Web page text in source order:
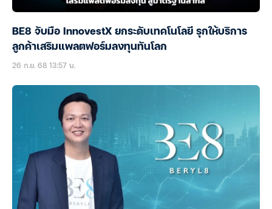
BE8 จับมือ InnovestX ยกระดับเทคโนโลยี รุกให้บริการ
ลูกค้าเสริมแพลตฟอร์มลงทุนทันโลก
26 ก.ย. 68 13:57 น.